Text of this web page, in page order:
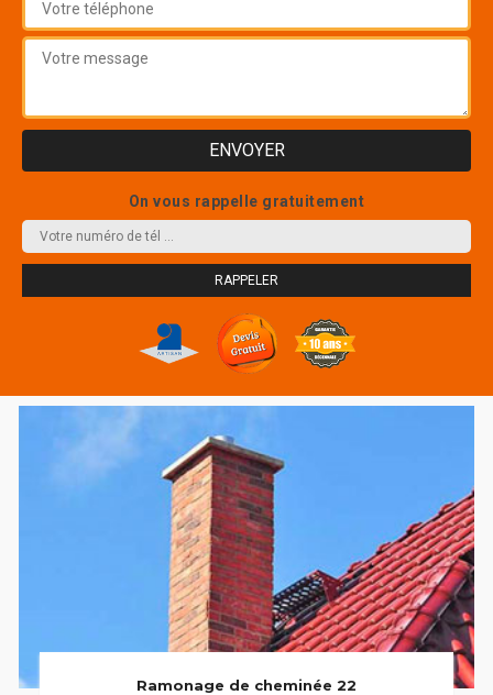
On vous rappelle gratuitement
Ramonage de cheminée 22